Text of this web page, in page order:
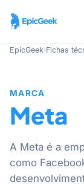
EpicGeek›Fichas
MARCA
Meta
A Meta é a
como